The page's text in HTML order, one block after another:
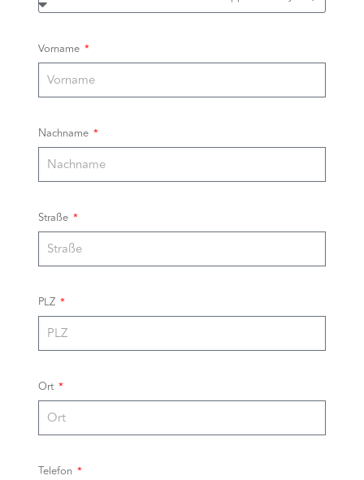
Vorname
Nachname
Straße
PLZ
Ort
Telefon